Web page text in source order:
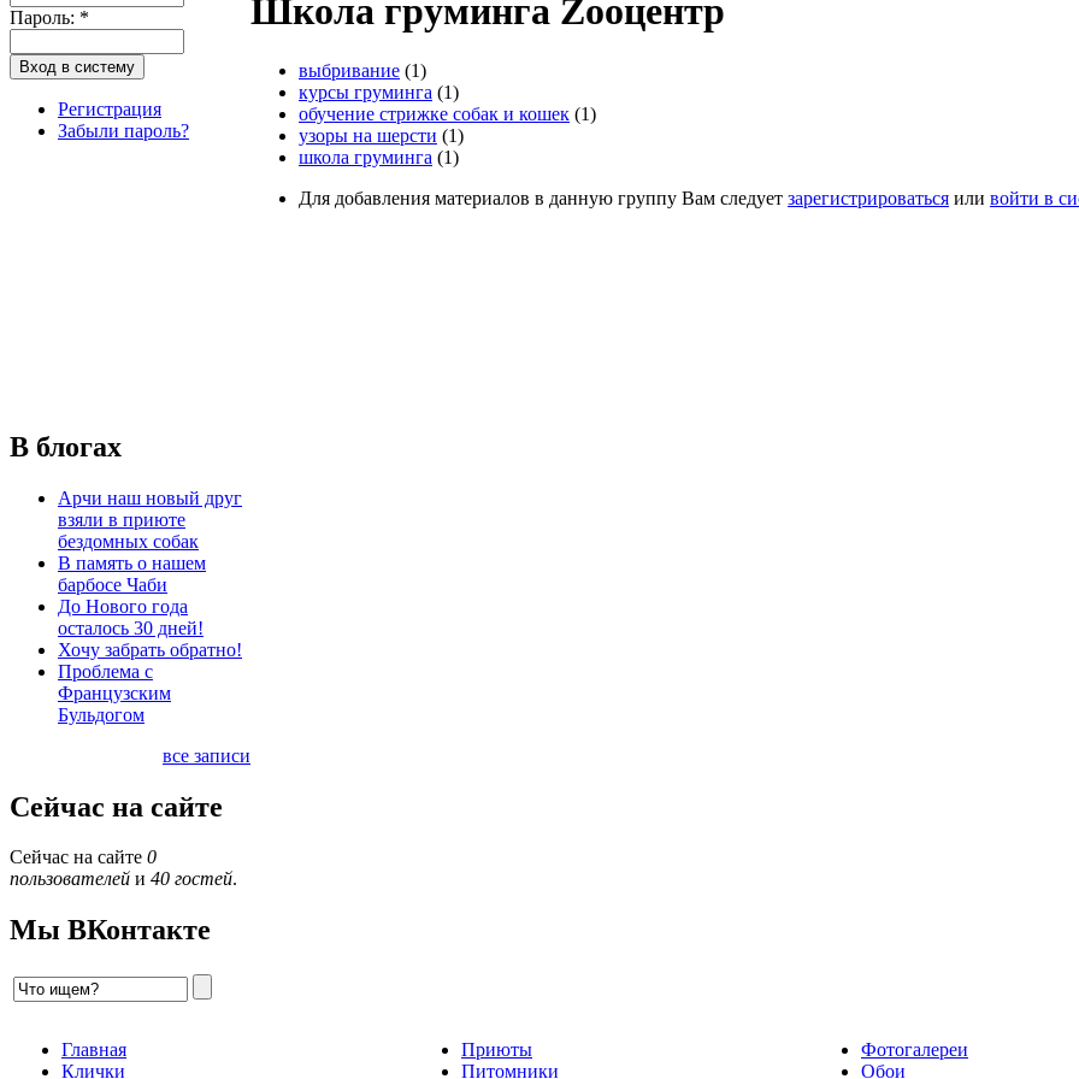
Пароль: *
Регистрация
Забыли пароль?
В блогах
Арчи наш новый друг
взяли в приюте
бездомных собак
В память о нашем
барбосе Чаби
До Нового года
осталось 30 дней!
Хочу забрать обратно!
Проблема с
Французским
Бульдогом
все записи
Сейчас на сайте
Сейчас на сайте 0
пользователей и 40 гостей.
Мы ВКонтакте
Школа груминга Zooцентр
выбривание (1)
курсы груминга (1)
обучение стрижке собак и кошек (1)
узоры на шерсти (1)
школа груминга (1)
Для добавления материалов в данную группу Вам следует зарегистрироваться или войти в
Главная
Клички
Приюты
Питомники
Фотогалереи
Обои